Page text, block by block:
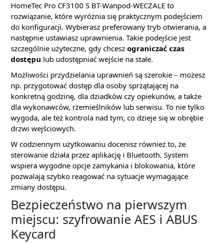
HomeTec Pro CF3100 S BT-Wanpod-WECZALE to
rozwiązanie, które wyróżnia się praktycznym podejściem
do konfiguracji. Wybierasz preferowany tryb otwierania, a
następnie ustawiasz uprawnienia. Takie podejście jest
szczególnie użyteczne, gdy chcesz ograniczać czas
dostępu lub udostępniać wejście na stałe.
Możliwości przydzielania uprawnień są szerokie – możesz
np. przygotować dostęp dla osoby sprzątającej na
konkretną godzinę, dla dziadków czy opiekunów, a także
dla wykonawców, rzemieślników lub serwisu. To nie tylko
wygoda, ale też kontrola nad tym, co dzieje się w obrębie
drzwi wejściowych.
W codziennym użytkowaniu docenisz również to, że
sterowanie działa przez aplikację i Bluetooth. System
wspiera wygodne opcje zamykania i blokowania, które
pozwalają szybko reagować na sytuacje wymagające
zmiany dostępu.
Bezpieczeństwo na pierwszym
miejscu: szyfrowanie AES i ABUS
Keycard